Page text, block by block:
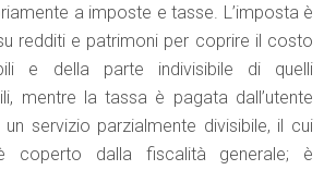
a imposte e tasse. L’imposta è
redditi e patrimoni per coprire il costo
e della parte indivisibile di quelli
mentre la tassa è pagata dall’utente
servizio parzialmente divisibile, il cui
coperto dalla fiscalità generale; è